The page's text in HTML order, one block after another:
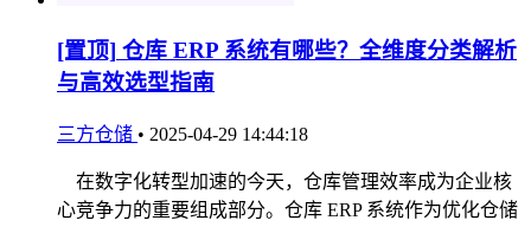
[置顶] 仓库 ERP 系统有哪些？全维度分类解析
与高效选型指南
三方仓储 • 2025-04-29 14:44:18
在数字化转型加速的今天，仓库管理效率成为企业核
心竞争力的重要组成部分。仓库 ERP 系统作为优化仓储